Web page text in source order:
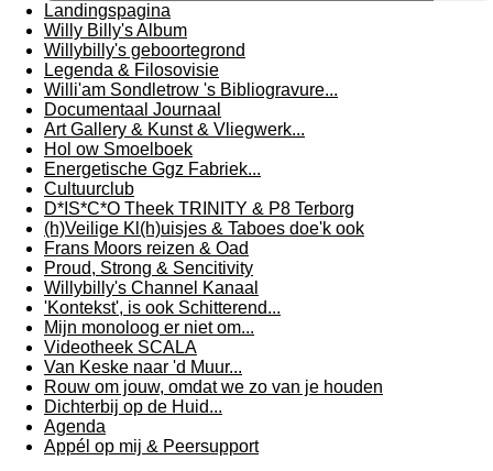
Landingspagina
Willy Billy's Album
Willybilly's geboortegrond
Legenda & Filosovisie
Willi'am Sondletrow 's Bibliogravure...
Documentaal Journaal
Art Gallery & Kunst & Vliegwerk...
Hol ow Smoelboek
Energetische Ggz Fabriek...
Cultuurclub
D*IS*C*O Theek TRINITY & P8 Terborg
(h)Veilige Kl(h)uisjes & Taboes doe'k ook
Frans Moors reizen & Oad
Proud, Strong & Sencitivity
Willybilly's Channel Kanaal
'Kontekst', is ook Schitterend...
Mijn monoloog er niet om...
Videotheek SCALA
Van Keske naar 'd Muur...
Rouw om jouw, omdat we zo van je houden
Dichterbij op de Huid...
Agenda
Appél op mij & Peersupport